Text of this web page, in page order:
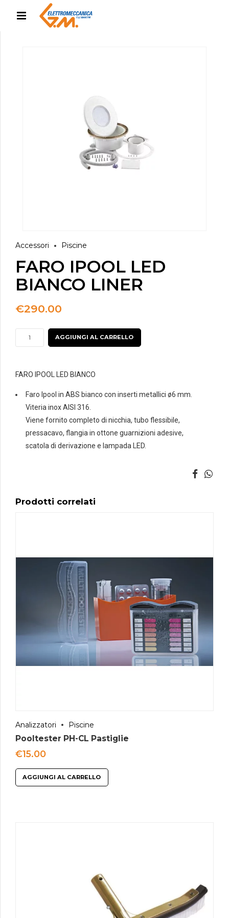
Accessori Piscine
FARO IPOOL LED
BIANCO LINER
€290.00
FARO
IPOOL
BIANCO
quantità
AGGIUNGI AL CARRELLO
FARO IPOOL LED BIANCO
Faro Ipool in ABS bianco con inserti metallici ø6 mm.
Viteria inox AISI 316.
Viene fornito completo di nicchia, tubo flessibile,
pressacavo, flangia in ottone guarnizioni adesive,
scatola di derivazione e lampada LED.
Prodotti correlati
Analizzatori Piscine
Pooltester PH-CL Pastiglie
€15.00
AGGIUNGI AL CARRELLO